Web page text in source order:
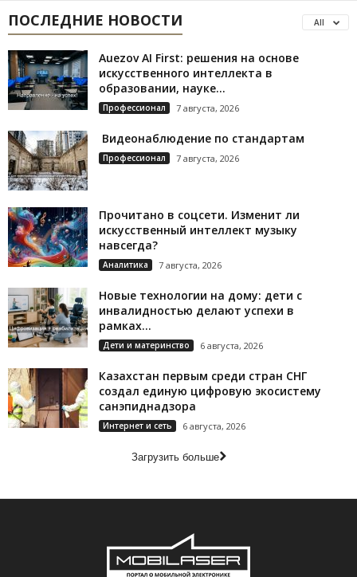
ПОСЛЕДНИЕ НОВОСТИ All
Auezov AI First: решения на основе
искусственного интеллекта в
образовании, науке...
Профессионал 7 августа, 2026
Видеонаблюдение по стандартам
Профессионал 7 августа, 2026
Прочитано в соцсети. Изменит ли
искусственный интеллект музыку
навсегда?
Аналитика 7 августа, 2026
Новые технологии на дому: дети с
инвалидностью делают успехи в
рамках...
Дети и материнство 6 августа, 2026
Казахстан первым среди стран СНГ
создал единую цифровую экосистему
санэпиднадзора
Интернет и сеть 6 августа, 2026
Загрузить больше